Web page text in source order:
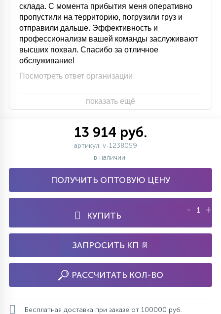
склада. С момента прибытия меня оперативно
пропустили на территорию, погрузили груз и
отправили дальше. Эффективность и
профессионализм вашей команды заслуживают
высших похвал. Спасибо за отличное
обслуживание!
Посмотреть ответ организации
показать ещё
13 914 руб.
артикул: v-1238059
в наличии
ПОЛУЧИТЬ ОПТОВУЮ ЦЕНУ
КУПИТЬ
- +
ЗАПРОСИТЬ КП 📄
РАССЧИТАТЬ КОЛ-ВО
Бесплатная доставка при заказе от 100000 руб.